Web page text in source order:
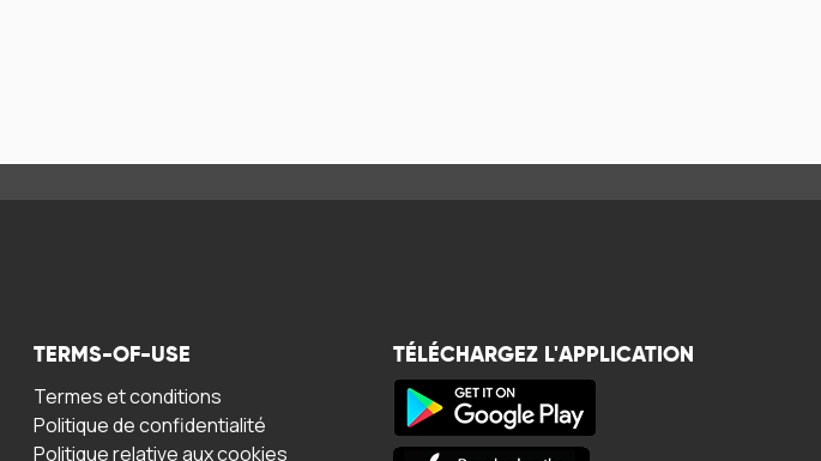
TERMS-OF-USE
Termes et conditions
Politique de confidentialité
Politique relative aux cookies
TÉLÉCHARGEZ L'APPLICATION